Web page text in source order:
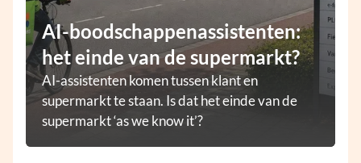
AI-boodschappenassistenten:
het einde van de supermarkt?
AI-assistenten komen tussen klant en
supermarkt te staan. Is dat het einde van de
supermarkt ‘as we know it’?